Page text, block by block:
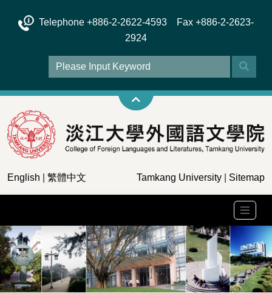
Telephone +886-2-2622-4593 Fax +886-2-2623-
2924
English 繁體中文 Tamkang University Sitemap